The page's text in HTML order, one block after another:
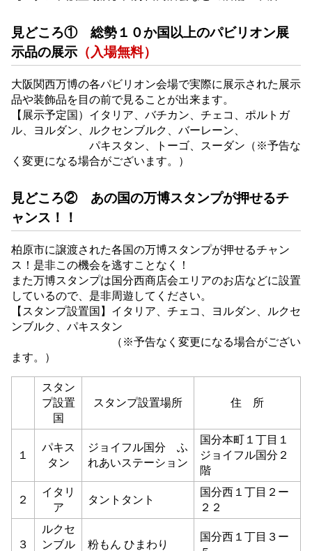
見どころ① 総勢１０か国以上のパビリオン展
示品の展示 （入場無料）
大阪関西万博の各パビリオン会場で実際に展示された展示
品や装飾品を目の前で見ることが出来ます。
【展示予定国）イタリア、バチカン、チェコ、ポルトガ
ル、ヨルダン、ルクセンブルク、バーレーン、
パキスタン、トーゴ、スーダン（※予告な
く変更になる場合がございます。）
見どころ② あの国の万博スタンプが押せるチ
ャンス！！
柏原市に譲渡された各国の万博スタンプが押せるチャン
ス！是非この機会を逃すことなく！
また万博スタンプは国分西商店会エリアのお店などに設置
しているので、是非周遊してください。
【スタンプ設置国】イタリア、チェコ、ヨルダン、ルクセ
ンブルク、パキスタン
（※予告なく変更になる場合がござい
ます。）
スタン
プ設置
国
スタンプ設置場所 住 所
１
パキス
タン
ジョイフル国分 ふ
れあいステーション
国分本町１丁目１
ジョイフル国分２
階
２
イタリ
ア
タントタント
国分西１丁目２ー
２２
３
ルクセ
ンブル
粉もん ひまわり
国分西１丁目３ー